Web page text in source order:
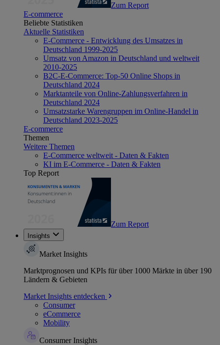
Zum Report
E-commerce
Beliebte Statistiken
Aktuelle Statistiken
E-Commerce - Entwicklung des Umsatzes in
Deutschland 1999-2025
Umsatz von Amazon in Deutschland und weltweit
2010-2025
B2C-E-Commerce: Top-50 Online Shops in
Deutschland 2024
Marktanteile von Online-Zahlungsverfahren in
Deutschland 2024
Umsatzstarke Warengruppen im Online-Handel in
Deutschland 2023-2025
E-commerce
Themen
Weitere Themen
E-Commerce weltweit - Daten & Fakten
KI im E-Commerce - Daten & Fakten
Top Report
Zum Report
Insights
Market Insights
Marktprognosen und KPIs für über 1000 Märkte in über 190
Ländern & Gebieten
Market Insights entdecken
Consumer
eCommerce
Mobility
Consumer Insights